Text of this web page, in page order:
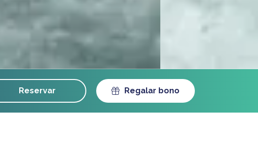
Reservar Regalar bono